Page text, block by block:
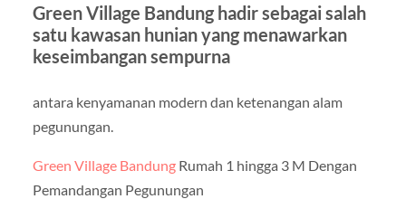
Green Village Bandung hadir sebagai salah
satu kawasan hunian yang menawarkan
keseimbangan sempurna
antara kenyamanan modern dan ketenangan alam
pegunungan.
Green Village BandungRumah 1 hingga 3 M Dengan
Pemandangan Pegunungan